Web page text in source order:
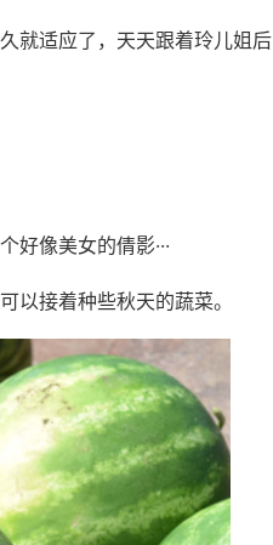
就适应了，天天跟着玲儿姐后
像美女的倩影···
以接着种些秋天的蔬菜。